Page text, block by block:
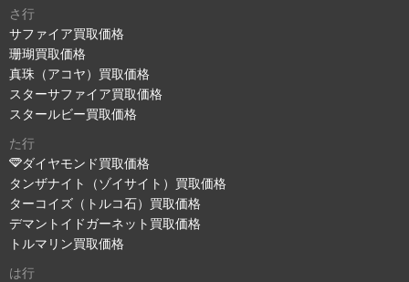
さ行
サファイア買取価格
珊瑚買取価格
真珠（アコヤ）買取価格
スターサファイア買取価格
スタールビー買取価格
た行
ダイヤモンド買取価格
タンザナイト（ゾイサイト）買取価格
ターコイズ（トルコ石）買取価格
デマントイドガーネット買取価格
トルマリン買取価格
は行